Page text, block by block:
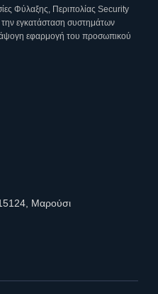
Φύλαξης, Περιπολίας Security
την εγκατάσταση συστημάτων
άψογη εφαρμογή του προσωπικού
Μαρούσι